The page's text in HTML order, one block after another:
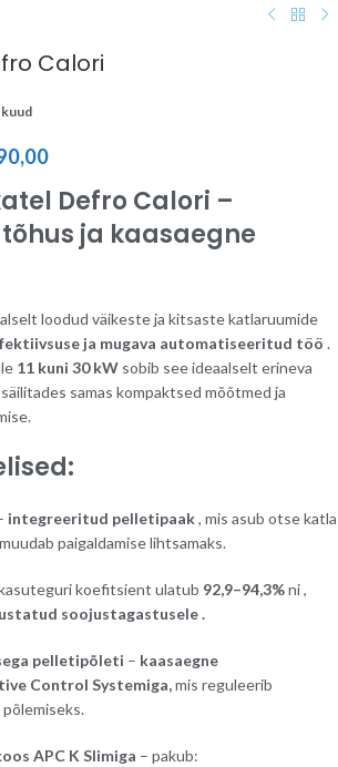
Calori
Defro Calori –
ja kaasaegne
loodud väikeste ja kitsaste katlaruumide
ja mugava automatiseeritud töö .
11 kuni 30 kW sobib see ideaalselt erineva
samas kompaktsed mõõtmed ja
integreeritud pelletipaak, mis asub otse katla
paigaldamise lihtsamaks.
koefitsient ulatub 92,9–94,3%ni ,
soojustagastusele .
pelletipõleti – kaasaegne
Control Systemiga,mis reguleerib
APC K Slimiga – pakub: